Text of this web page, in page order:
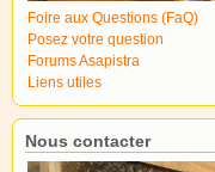
Foire aux Questions (FaQ)
Posez votre question
Forums Asapistra
Liens utiles
Nous contacter